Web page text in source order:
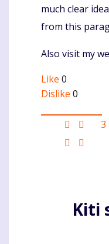
much clear
from this
Also visit my
Like 0
Dislike 0
Pagination
First
page
3
Sekantis
Kiti